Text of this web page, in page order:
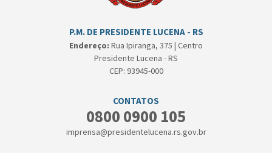
P.M. DE PRESIDENTE LUCENA - RS
Endereço: Rua Ipiranga, 375 | Centro
Presidente Lucena - RS
CEP: 93945-000
CONTATOS
0800 0900 105
imprensa@presidentelucena.rs.gov.br